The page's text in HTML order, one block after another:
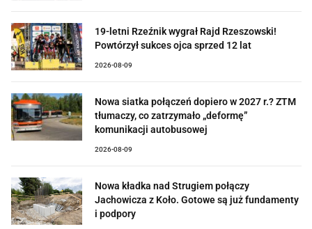
19-letni Rzeźnik wygrał Rajd Rzeszowski!
Powtórzył sukces ojca sprzed 12 lat
2026-08-09
Nowa siatka połączeń dopiero w 2027 r.? ZTM
tłumaczy, co zatrzymało „deformę”
komunikacji autobusowej
2026-08-09
Nowa kładka nad Strugiem połączy
Jachowicza z Koło. Gotowe są już fundamenty
i podpory